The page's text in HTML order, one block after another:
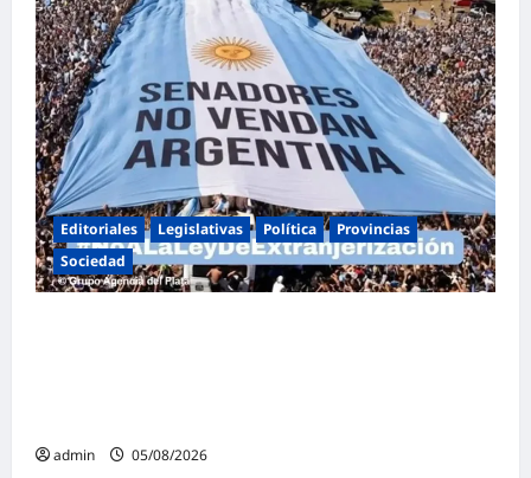
Editoriales Legislativas Política
Provincias
Sociedad
admin 05/08/2026